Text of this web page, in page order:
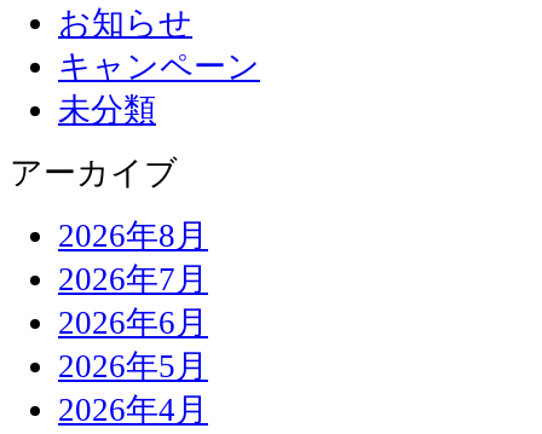
お知らせ
キャンペーン
未分類
アーカイブ
2026年8月
2026年7月
2026年6月
2026年5月
2026年4月